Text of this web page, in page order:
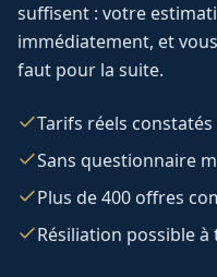
suffisent : votre
immédiatement, et
faut pour la suite.
Tarifs réels
Sans questionnaire
Plus de 400 offres
Résiliation possible